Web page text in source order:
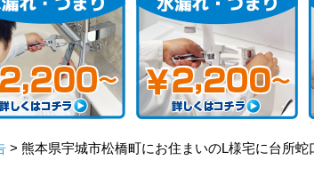
> 熊本県宇城市松橋町にお住まいのL様宅に台所蛇